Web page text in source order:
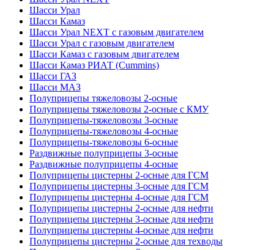
Шасси Урал
Шасси Камаз
Шасси Урал NEXT с газовым двигателем
Шасси Урал с газовым двигателем
Шасси Камаз с газовым двигателем
Шасси Камаз РИАТ (Cummins)
Шасси ГАЗ
Шасси МАЗ
Полуприцепы тяжеловозы 2-осные
Полуприцепы тяжеловозы 2-осные с КМУ
Полуприцепы-тяжеловозы 3-осные
Полуприцепы-тяжеловозы 4-осные
Полуприцепы-тяжеловозы 6-осные
Раздвижные полуприцепы 3-осные
Раздвижные полуприцепы 4-осные
Полуприцепы цистерны 2-осные для ГСМ
Полуприцепы цистерны 3-осные для ГСМ
Полуприцепы цистерны 4-осные для ГСМ
Полуприцепы цистерны 2-осные для нефти
Полуприцепы цистерны 3-осные для нефти
Полуприцепы цистерны 4-осные для нефти
Полуприцепы цистерны 2-осные для техводы